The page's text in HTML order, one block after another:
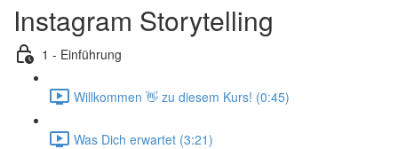
Instagram Storytelling
1 - Einführung
Willkommen 👋 zu diesem Kurs! (0:45)
Was Dich erwartet (3:21)